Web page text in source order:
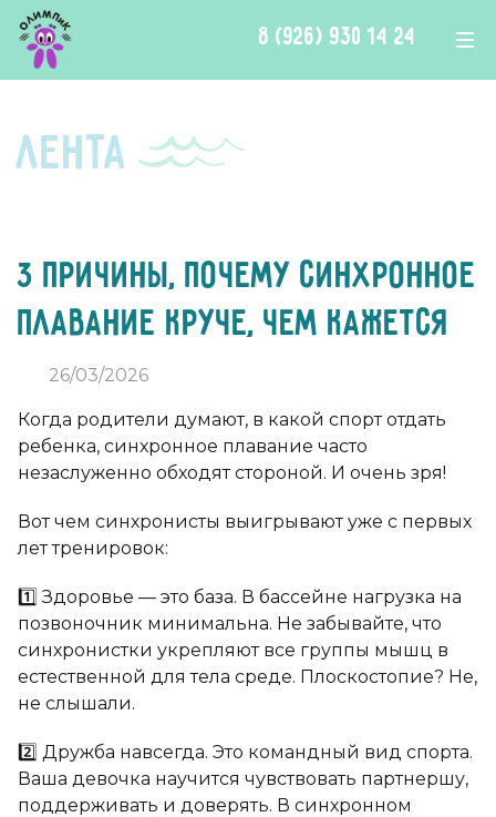
Перейти к контенту
8 (926) 930 14 24
Лента
3 причины, почему синхронное
плавание круче, чем кажется
26/03/2026
Когда родители думают, в какой спорт отдать
ребенка, синхронное плавание часто
незаслуженно обходят стороной. И очень зря!
Вот чем синхронисты выигрывают уже с первых
лет тренировок:
1️⃣ Здоровье — это база. В бассейне нагрузка на
позвоночник минимальна. Не забывайте, что
синхронистки укрепляют все группы мышц в
естественной для тела среде. Плоскостопие? Не,
не слышали.
2️⃣ Дружба навсегда. Это командный вид спорта.
Ваша девочка научится чувствовать партнершу,
поддерживать и доверять. В синхронном